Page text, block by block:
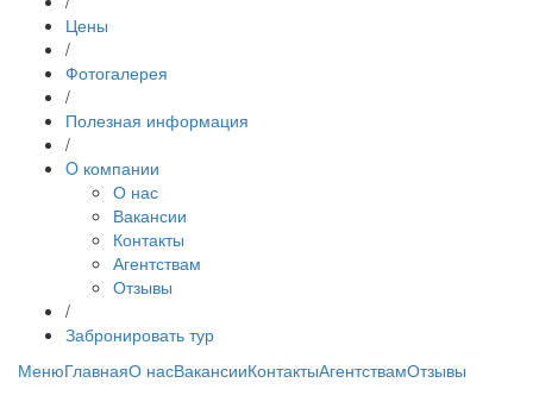
Цены
/
Фотогалерея
/
Полезная информация
/
O компании
О нас
Вакансии
Контакты
Агентствам
Отзывы
/
Забронировать тур
МенюГлавнаяО насВакансииКонтактыАгентствамОтзывы